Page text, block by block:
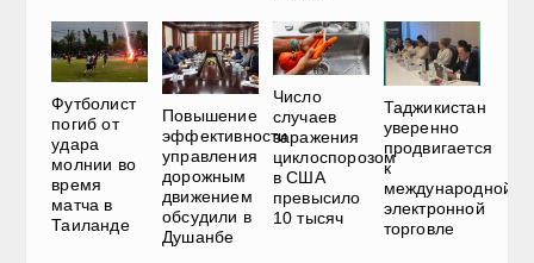
Футболист
погиб от
удара
молнии во
время
матча в
Таиланде
Повышение
эффективности
управления
дорожным
движением
обсудили в
Душанбе
Число
случаев
заражения
циклоспорозом
в США
превысило
10 тысяч
Таджикистан
уверенно
продвигается
к
международной
электронной
торговле